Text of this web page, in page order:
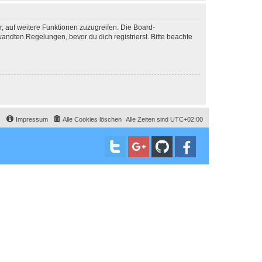
auf weitere Funktionen zuzugreifen. Die Board-
Regelungen, bevor du dich registrierst. Bitte beachte
Alle Zeiten sind UTC+02:00
Alle Cookies löschen
Impressum